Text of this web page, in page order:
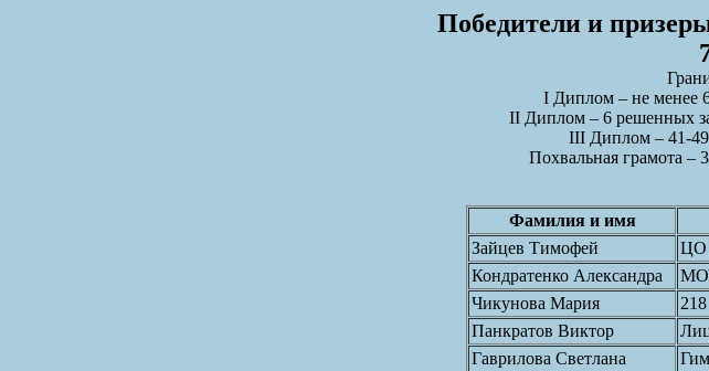
Победители и
I Диплом – не менее
II Диплом – 6 решенных
III Диплом – 41-49
Похвальная грамота –
Фамилия и имя
Зайцев Тимофей
ЦО
Кондратенко Александра
Чикунова Мария
218
Панкратов Виктор
Гаврилова Светлана